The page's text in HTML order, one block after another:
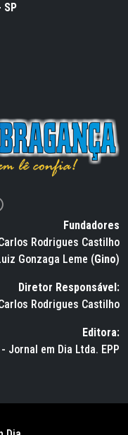
SP
Fundadores
Rodrigues Castilho
Gonzaga Leme (Gino)
Diretor Responsável:
Rodrigues Castilho
Editora:
Jornal em Dia Ltda. EPP